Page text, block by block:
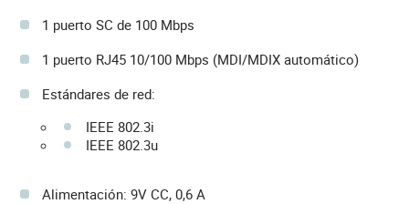
1 puerto SC de 100 Mbps
1 puerto RJ45 10/100 Mbps (MDI/MDIX automático)
Estándares de red:
IEEE 802.3i
IEEE 802.3u
Alimentación: 9V CC, 0,6 A